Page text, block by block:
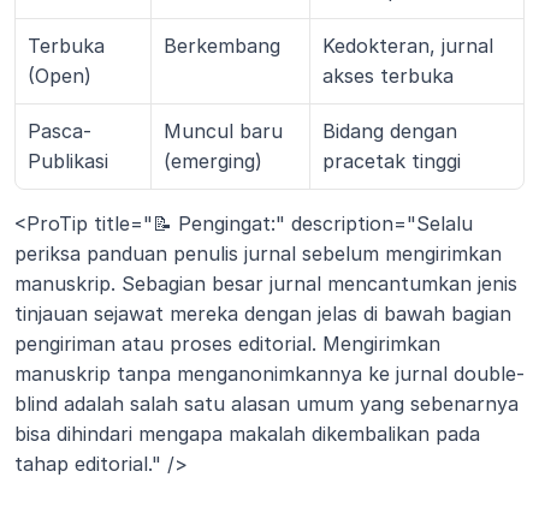
Terbuka
(Open)
Berkembang
Kedokteran, jurnal
akses terbuka
Pasca-
Publikasi
Muncul baru
(emerging)
Bidang dengan
pracetak tinggi
<ProTip title="📝 Pengingat:" description="Selalu
periksa panduan penulis jurnal sebelum mengirimkan
manuskrip. Sebagian besar jurnal mencantumkan jenis
tinjauan sejawat mereka dengan jelas di bawah bagian
pengiriman atau proses editorial. Mengirimkan
manuskrip tanpa menganonimkannya ke jurnal double-
blind adalah salah satu alasan umum yang sebenarnya
bisa dihindari mengapa makalah dikembalikan pada
tahap editorial." />